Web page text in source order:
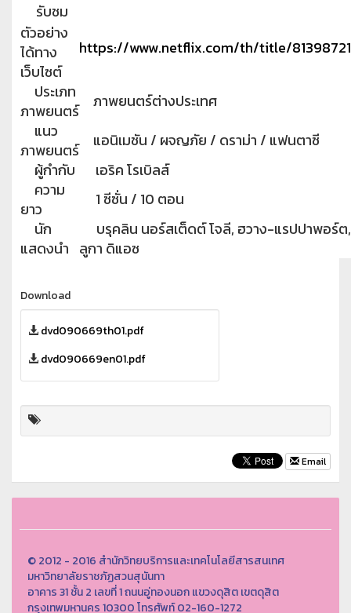
รับชม
ตัวอย่าง
ได้ทาง
เว็บไซต์
https://www.netflix.com/th/title/81398721
ประเภท
ภาพยนตร์
ภาพยนตร์ต่างประเทศ
แนว
ภาพยนตร์
แอนิเมชัน / ผจญภัย / ดราม่า / แฟนตาซี
ผู้กำกับ
เอริค โรเบิลส์
ความ
ยาว
1 ซีซั่น / 10 ตอน
นัก
แสดงนำ
บรุคลิน นอร์สเต็ดต์ โจลี, ฮวาง-แรปปาพอร์ต,
ลูกา ดิแอซ
Download
dvd090669th01.pdf
dvd090669en01.pdf
Email
© 2012 - 2016 สำนักวิทยบริการและเทคโนโลยีสารสนเทศ
มหาวิทยาลัยราชภัฏสวนสุนันทา
อาคาร 31 ชั้น 2 เลขที่ 1 ถนนอู่ทองนอก แขวงดุสิต เขตดุสิต
กรุงเทพมหานคร 10300 โทรศัพท์ 02-160-1272